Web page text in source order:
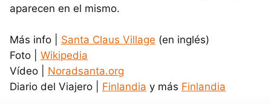
aparecen en el mismo.
Más info | Santa Claus Village (en inglés)
Foto | Wikipedia
Vídeo | Noradsanta.org
Diario del Viajero | Finlandia y más Finlandia